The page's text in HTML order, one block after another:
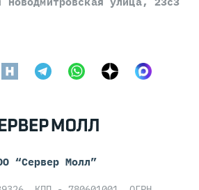
“Сервер Молл”